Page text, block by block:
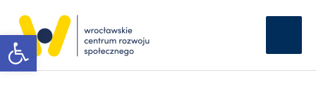
Otwórz pasek narzędzi
treści